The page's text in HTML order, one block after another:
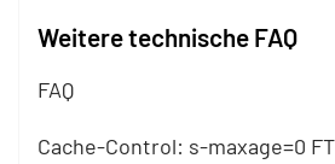
Weitere technische FAQ
FAQ
Cache-Control: s-maxage=0